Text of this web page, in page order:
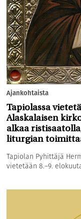
Ajankohtaista
Tapiolassa
Alaskalaisen
alkaa
liturgian
Tapiolan Pyhittäjä
vietetään 8.–9.